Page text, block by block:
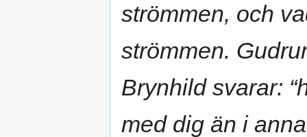
strömmen, och
strömmen.
Brynhild svarar:
med dig än i